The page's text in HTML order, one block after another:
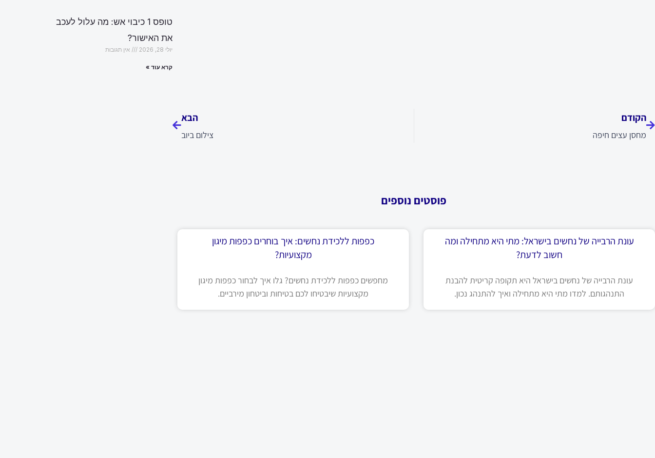
הקודם
מחסן עצים חיפה
הבא
צילום ביוב
פוסטים נוספים
עונת הרבייה של נחשים בישראל: מתי היא מתחילה ומה
חשוב לדעת?
עונת הרבייה של נחשים בישראל היא תקופה קריטית להבנת
התנהגותם. למדו מתי היא מתחילה ואיך להתנהג נכון.
כפפות ללכידת נחשים: איך בוחרים כפפות מיגון
מקצועיות?
מחפשים כפפות ללכידת נחשים? גלו איך לבחור כפפות מיגון
מקצועיות שיבטיחו לכם בטיחות וביטחון מירביים.
טופס 1 כיבוי אש: מה עלול לעכב
את האישור?
יולי 28, 2026 אין תגובות
קרא עוד »